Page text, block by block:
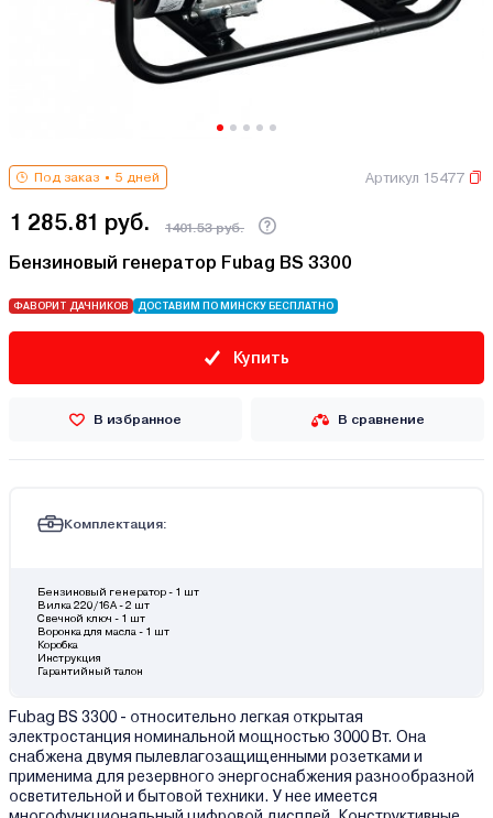
Под заказ 5 дней Артикул 15477
1 285.81 руб. 1401.53 руб.
Бензиновый генератор Fubag BS 3300
ФАВОРИТ ДАЧНИКОВ ДОСТАВИМ ПО МИНСКУ БЕСПЛАТНО
Купить
В избранное В сравнение
Комплектация:
Бензиновый генератор - 1 шт
Вилка 220/16А - 2 шт
Свечной ключ - 1 шт
Воронка для масла - 1 шт
Коробка
Инструкция
Гарантийный талон
Fubag BS 3300 - относительно легкая открытая
электростанция номинальной мощностью 3000 Вт. Она
снабжена двумя пылевлагозащищенными розетками и
применима для резервного энергоснабжения разнообразной
осветительной и бытовой техники. У нее имеется